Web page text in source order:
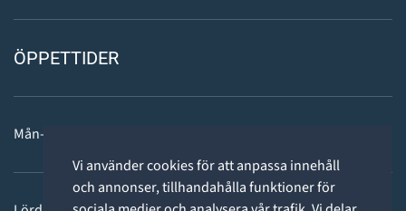
Vi använder cookies för att anpassa innehåll
och annonser, tillhandahålla funktioner för
ÖPPETTIDER
Mån-fre: 11 - 18